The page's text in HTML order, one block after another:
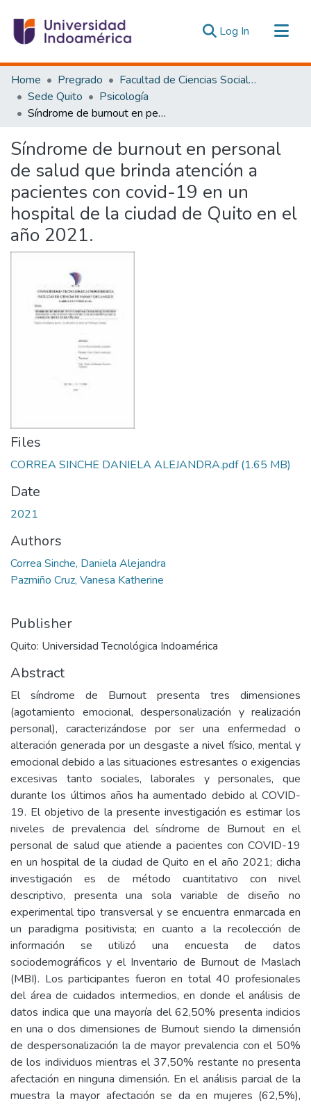
Log In (current)
Communities & Collections
All of DSpace
Statistics
Estadísticas Externas
Home Pregrado
Facultad de Ciencias Sociales y Humanas
Sede Quito
Psicología
Síndrome de burnout en personal de salud que brinda atención a pacientes con covid-19 en un hospital de la ciudad de Quito en el año 2021.
Síndrome de burnout en personal
de salud que brinda atención a
pacientes con covid-19 en un
hospital de la ciudad de Quito en el
año 2021.
Files
CORREA SINCHE DANIELA ALEJANDRA.pdf(1.65 MB)
Date
2021
Authors
Correa Sinche, Daniela Alejandra
Pazmiño Cruz, Vanesa Katherine
Publisher
Quito: Universidad Tecnológica Indoamérica
Abstract
El síndrome de Burnout presenta tres dimensiones
(agotamiento emocional, despersonalización y realización
personal), caracterizándose por ser una enfermedad o
alteración generada por un desgaste a nivel físico, mental y
emocional debido a las situaciones estresantes o exigencias
excesivas tanto sociales, laborales y personales, que
durante los últimos años ha aumentado debido al COVID-
19. El objetivo de la presente investigación es estimar los
niveles de prevalencia del síndrome de Burnout en el
personal de salud que atiende a pacientes con COVID-19
en un hospital de la ciudad de Quito en el año 2021; dicha
investigación es de método cuantitativo con nivel
descriptivo, presenta una sola variable de diseño no
experimental tipo transversal y se encuentra enmarcada en
un paradigma positivista; en cuanto a la recolección de
información se utilizó una encuesta de datos
sociodemográficos y el Inventario de Burnout de Maslach
(MBI). Los participantes fueron en total 40 profesionales
del área de cuidados intermedios, en donde el análisis de
datos indica que una mayoría del 62,50% presenta indicios
en una o dos dimensiones de Burnout siendo la dimensión
de despersonalización la de mayor prevalencia con el 50%
de los individuos mientras el 37,50% restante no presenta
afectación en ninguna dimensión. En el análisis parcial de la
muestra la mayor afectación se da en mujeres (62,5%),